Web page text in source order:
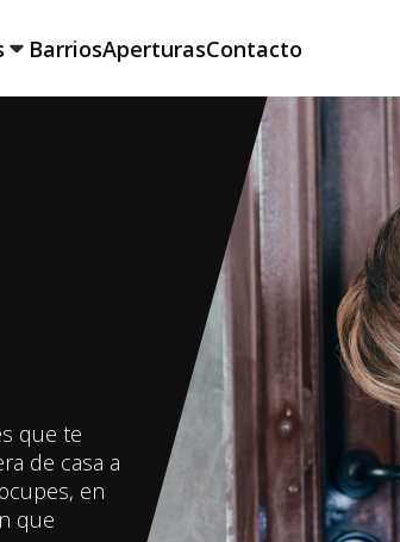
BarriosAperturasContacto
que te
de casa a
en
que